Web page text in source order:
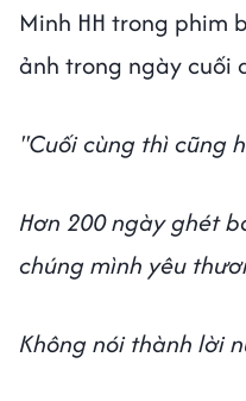
Minh HH trong phim
ảnh trong ngày cuối
''Cuối cùng thì cũng
Hơn 200 ngày ghét
chúng mình yêu
Không nói thành lời